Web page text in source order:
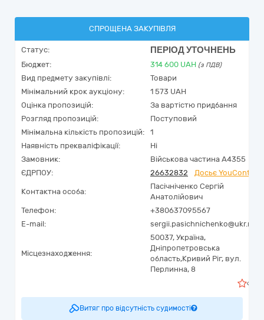
СПРОЩЕНА ЗАКУПІВЛЯ
Статус: ПЕРІОД УТОЧНЕНЬ
Бюджет: 314 600 UAH (з ПДВ)
Вид предмету закупівлі:
Товари
Мінімальний крок аукціону:
1 573 UAH
Оцінка пропозицій:
За вартістю придбання
Розгляд пропозицій:
Поступовий
Мінімальна кількість пропозицій:
1
Наявність прекваліфікації:
Ні
Замовник:
Військова частина А4355
ЄДРПОУ:
26632832 Досьє YouControl
Контактна особа:
Пасічніченко Сергій
Анатолійович
Телефон:
+380637095567
E-mail:
sergii.pasichnichenko@ukr.net
Місцезнаходження:
50037, Україна,
Дніпропетровська
область,Кривий Ріг, вул.
Перлинна, 8
Витяг про відсутність судимості